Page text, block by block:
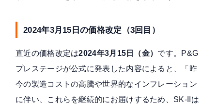
2024年3月15日の価格改定（3回目）
直近の価格改定は2024年3月15日（金） です。P&G
プレステージが公式に発表 した内容によると、「昨
今の製造コストの高騰や世界的なインフレーション
に伴い、これらを継続的にお届けするため、SK-IIは